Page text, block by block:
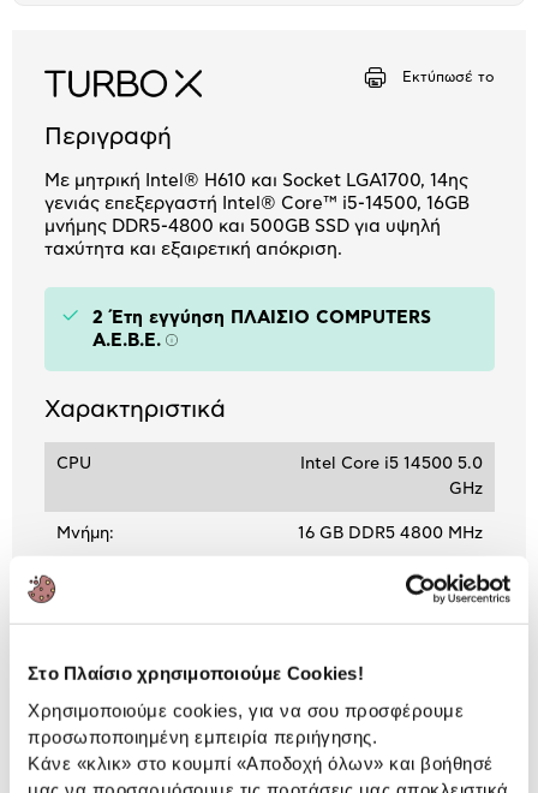
Στο Πλαίσιο χρησιμοποιούμε Cookies!
Χρησιμοποιούμε cookies, για να σου προσφέρουμε
προσωποποιημένη εμπειρία περιήγησης.
Κάνε «κλικ» στο κουμπί «Αποδοχή όλων» και βοήθησέ
Εκτύπωσέ το
Περιγραφή
Με μητρική Intel® H610 και Socket LGA1700, 14ης
γενιάς επεξεργαστή Intel® Core™ i5-14500, 16GB
μνήμης DDR5-4800 και 500GB SSD για υψηλή
ταχύτητα και εξαιρετική απόκριση.
2 Έτη εγγύηση ΠΛΑΙΣΙΟ COMPUTERS
A.E.B.E. Πληροφορίες
Χαρακτηριστικά
CPU
Intel Core i5 14500 5.0
GHz
Μνήμη: 16 GB DDR5 4800 MHz
500 GB SSD
Κάρτα γραφικών: Intel UHD Graphics 770
ΒΛΕΠΕΙΣ: